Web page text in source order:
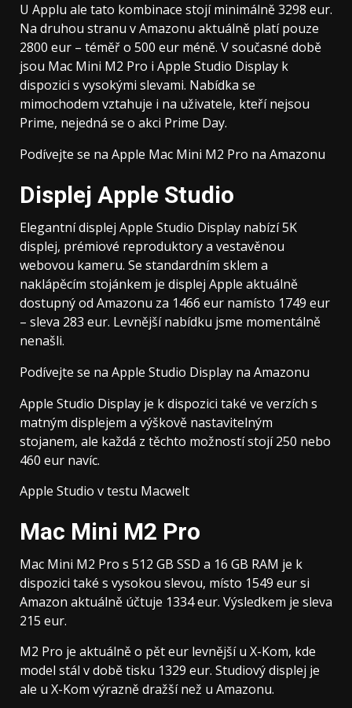
U Applu ale tato kombinace stojí minimálně 3298 eur.
Na druhou stranu v Amazonu aktuálně platí pouze
2800 eur – téměř o 500 eur méně. V současné době
jsou Mac Mini M2 Pro i Apple Studio Display k
dispozici s vysokými slevami. Nabídka se
mimochodem vztahuje i na uživatele, kteří nejsou
Prime, nejedná se o akci Prime Day.
Podívejte se na Apple Mac Mini M2 Pro na Amazonu
Displej Apple Studio
Elegantní displej Apple Studio Display nabízí 5K
displej, prémiové reproduktory a vestavěnou
webovou kameru. Se standardním sklem a
naklápěcím stojánkem je displej Apple aktuálně
dostupný od Amazonu za 1466 eur namísto 1749 eur
– sleva 283 eur. Levnější nabídku jsme momentálně
nenašli.
Podívejte se na Apple Studio Display na Amazonu
Apple Studio Display je k dispozici také ve verzích s
matným displejem a výškově nastavitelným
stojanem, ale každá z těchto možností stojí 250 nebo
460 eur navíc.
Apple Studio v testu Macwelt
Mac Mini M2 Pro
Mac Mini M2 Pro s 512 GB SSD a 16 GB RAM je k
dispozici také s vysokou slevou, místo 1549 eur si
Amazon aktuálně účtuje 1334 eur. Výsledkem je sleva
215 eur.
M2 Pro je aktuálně o pět eur levnější u X-Kom, kde
model stál v době tisku 1329 eur. Studiový displej je
ale u X-Kom výrazně dražší než u Amazonu.